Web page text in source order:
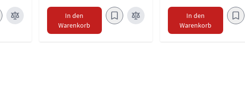
In den
Warenkorb
In den
Warenkorb